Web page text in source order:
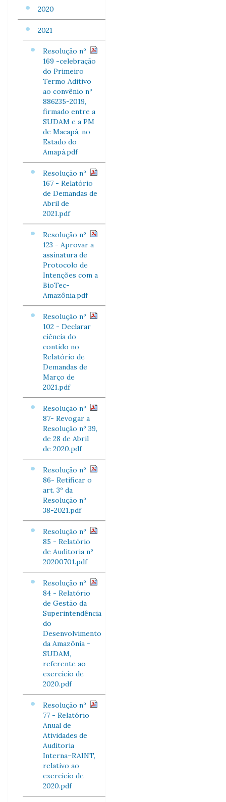
2020
2021
Resolução nº
169 -celebração
do Primeiro
Termo Aditivo
ao convênio nº
886235-2019,
firmado entre a
SUDAM e a PM
de Macapá, no
Estado do
Amapá.pdf
Resolução nº
167 - Relatório
de Demandas de
Abril de
2021.pdf
Resolução nº
123 - Aprovar a
assinatura de
Protocolo de
Intenções com a
BioTec-
Amazônia.pdf
Resolução nº
102 - Declarar
ciência do
contido no
Relatório de
Demandas de
Março de
2021.pdf
Resolução nº
87- Revogar a
Resolução nº 39,
de 28 de Abril
de 2020.pdf
Resolução nº
86- Retificar o
art. 3º da
Resolução nº
38-2021.pdf
Resolução nº
85 - Relatório
de Auditoria nº
20200701.pdf
Resolução nº
84 - Relatório
de Gestão da
Superintendência
do
Desenvolvimento
da Amazônia -
SUDAM,
referente ao
exercício de
2020.pdf
Resolução nº
77 - Relatório
Anual de
Atividades de
Auditoria
Interna–RAINT,
relativo ao
exercício de
2020.pdf